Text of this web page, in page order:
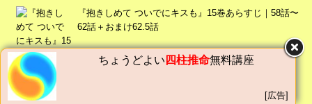
『抱きしめて ついでにキスも』15巻あらすじ｜58話〜
62話＋おまけ62.5話
ちょうどよい 四柱推命無料講座
[広告]